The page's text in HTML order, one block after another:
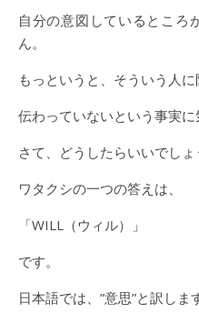
自分の意図しているところ
ん。
もっというと、そういう人に
伝わっていないという事実に
さて、どうしたらいいでしょ
ワタクシの一つの答えは、
「WILL（ウィル）」
です。
日本語では、”意思”と訳しま